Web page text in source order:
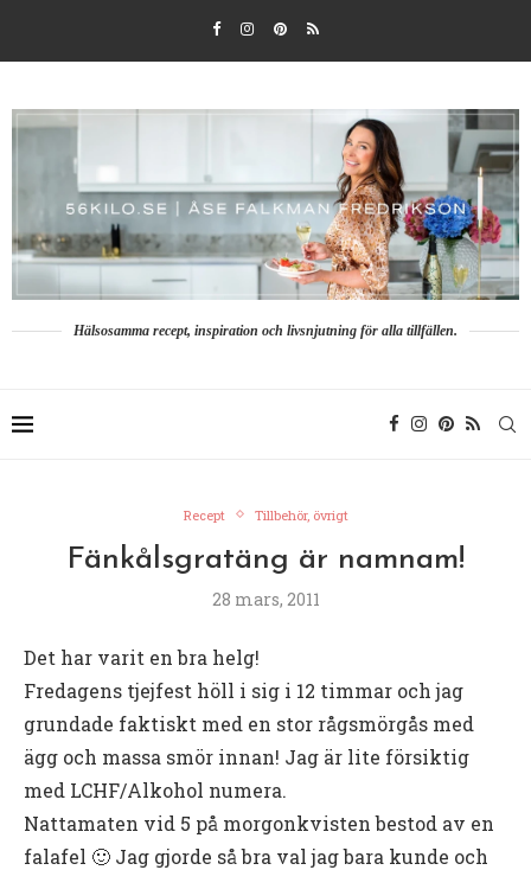
Hälsosamma recept, inspiration och livsnjutning för alla tillfällen.
Recept Tillbehör, övrigt
Fänkålsgratäng är namnam!
28 mars, 2011
Det har varit en bra helg!
Fredagens tjejfest höll i sig i 12 timmar och jag
grundade faktiskt med en stor rågsmörgås med
ägg och massa smör innan! Jag är lite försiktig
med LCHF/Alkohol numera.
Nattamaten vid 5 på morgonkvisten bestod av en
falafel 🙂 Jag gjorde så bra val jag bara kunde och